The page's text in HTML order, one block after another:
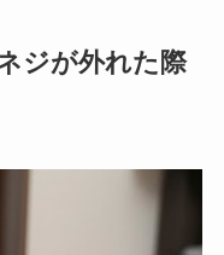
ジが外れた際